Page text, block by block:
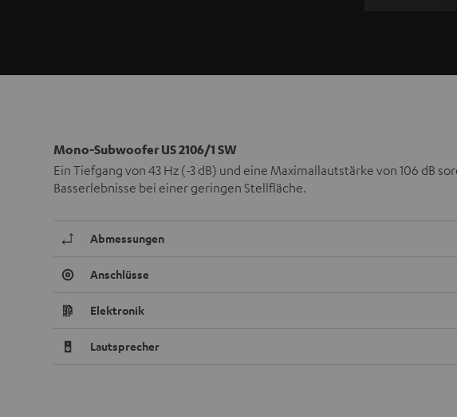
Mono-Subwoofer US 2106/1 SW
Ein Tiefgang von 43 Hz (-3 dB) und eine Maximallautstärke von 106 dB
Basserlebnisse bei einer geringen Stellfläche.
Abmessungen
Anschlüsse
Elektronik
Lautsprecher